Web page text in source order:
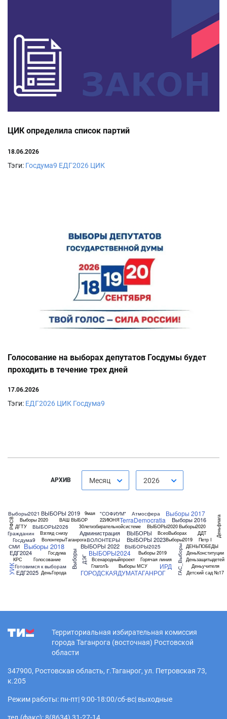
ЦИК определила список партий
18.06.2026
Тэги: Госдума9 ЕДГ2026 ЦИК
Голосование на выборах депутатов Госдумы будет
проходить в течение трех дней
17.06.2026
Тэги: ЕДГ2026 ЦИК Госдума9
АРХИВ Месяц 2026
"СОФИУМ"
22ИЮНЯ
30летизбирательнойсистеме
9мая
TerraDemocratia
Администрация
Атмосфера
ВАШ ВЫБОР
ВОЛОНТЕРЫ
ВЫБОРЫ
ВЫБОРЫ 2019
ВЫБОРЫ 2022
ВЫБОРЫ 2023
ВЫБОРЫ2020
ВЫБОРЫ2024
ВЫБОРЫ2025
ВЫБОРЫ2026
Взгляд снизу
ВолонтерыТаганрога
Всенародныйпроект
ВсеоВыборах
Выборы
Выборы 2016
Выборы 2017
Выборы 2018
Выборы 2019
Выборы 2020
Выборы МСУ
Выборы2019
Выборы2020
Выборы2021
ГАС_Выборы
ГОРОДСКАЯДУМАТАГАНРОГ
ГлаголЪ
Голосование Горячая линия
Госдума
Госдума9
Готовимся к выборам
Гражданин
ДГТУ
ДДТ
ДЕНЬПОБЕДЫ
ДЭГ
ДеньГорода
ДеньКонституции
Деньзащитыдетей
Деньучителя
Деньфлага
Детский сад №17
ЕДГ2024
ЕДГ2025
ИРД
КРС
Петр I
РФСВ
СМИ
УИК
Территориальная избирательная комиссия
города Таганрога (восточная) Ростовской
области
347900, Ростовская область, г.Таганрог, ул. Петровская 73,
к.205
Режим работы: пн-пт| 9:00-18:00/сб-вс| выходные